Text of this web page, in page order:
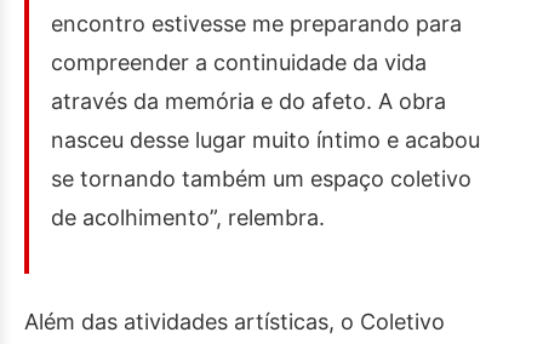
encontro estivesse me preparando para
compreender a continuidade da vida
através da memória e do afeto. A obra
nasceu desse lugar muito íntimo e acabou
se tornando também um espaço coletivo
de acolhimento”, relembra.
Além das atividades artísticas, o Coletivo